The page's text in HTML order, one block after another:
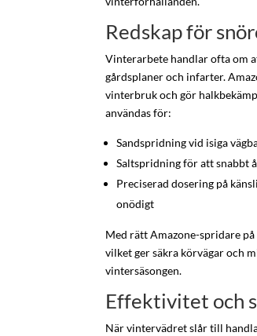
Redskap för
Vinterarbete handlar ofta om
gårdsplaner och infarter.
vinterbruk och gör
användas för:
Sandspridning vid isiga
Saltspridning för att snabbt
Preciserad dosering på
onödigt
Med rätt Amazone-spridare
vilket ger säkra körvägar och
vintersäsongen.
Effektivitet och
När vintervädret slår till